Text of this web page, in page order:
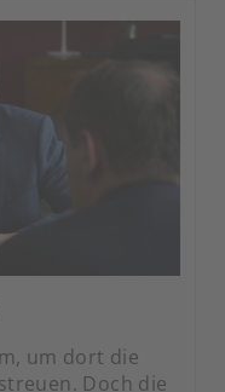
um dort die
Doch die